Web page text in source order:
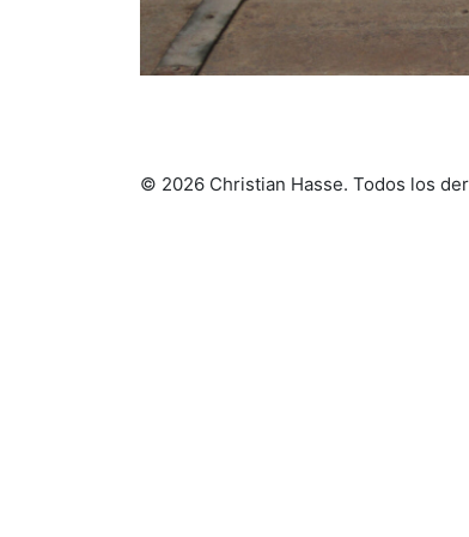
© 2026 Christian Hasse. Todos los